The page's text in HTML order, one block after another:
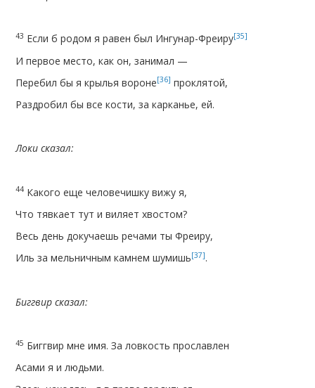
43 Если б родом я равен был Ингунар-Фреиру[35]
И первое место, как он, занимал —
Перебил бы я крылья вороне[36] проклятой,
Раздробил бы все кости, за карканье, ей.
Локи сказал:
44 Какого еще человечишку вижу я,
Что тявкает тут и виляет хвостом?
Весь день докучаешь речами ты Фреиру,
Иль за мельничным камнем шумишь[37].
Биггвир сказал:
45 Биггвир мне имя. За ловкость прославлен
Асами я и людьми.